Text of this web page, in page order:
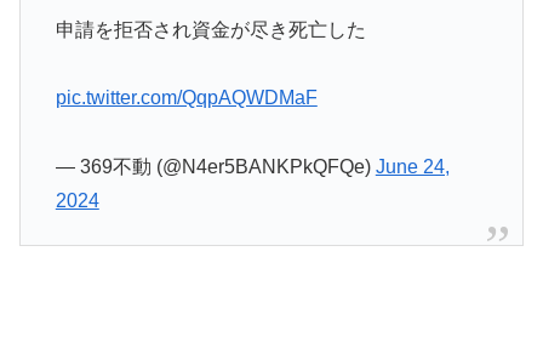
申請を拒否され資金が尽き死亡した
pic.twitter.com/QqpAQWDMaF
— 369不動 (@N4er5BANKPkQFQe) June 24,
2024